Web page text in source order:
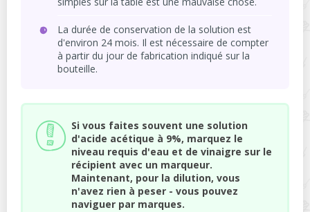
La durée de conservation de la solution est
d'environ 24 mois. Il est nécessaire de compter
à partir du jour de fabrication indiqué sur la
bouteille.
Si vous faites souvent une solution
d'acide acétique à 9%, marquez le
niveau requis d'eau et de vinaigre sur le
récipient avec un marqueur.
Maintenant, pour la dilution, vous
n'avez rien à peser - vous pouvez
naviguer par marques.